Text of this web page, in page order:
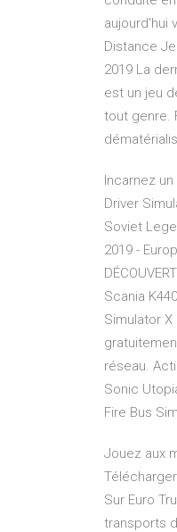
aujourd'hui
Distance
2019 La
est un jeu
tout genre.
Incarnez
Driver
Soviet
2019 -
Scania
Simulator
réseau.
Sonic
Fire Bus
Jouez aux
Sur Euro
transports